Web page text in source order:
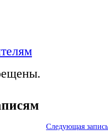
Следующая